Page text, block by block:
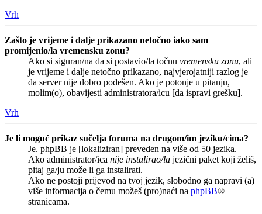
Vrh
Zašto je vrijeme i dalje prikazano netočno iako sam
promijenio/la vremensku zonu?
Ako si siguran/na da si postavio/la točnu vremensku zonu, ali
je vrijeme i dalje netočno prikazano, najvjerojatniji razlog je
da server nije dobro podešen. Ako je potonje u pitanju,
molim(o), obavijesti administratora/icu [da ispravi grešku].
Vrh
Je li moguć prikaz sučelja foruma na drugom/im jeziku/cima?
Je. phpBB je [lokaliziran] preveden na više od 50 jezika.
Ako administrator/ica nije instalirao/la jezični paket koji želiš,
pitaj ga/ju može li ga instalirati.
Ako ne postoji prijevod na tvoj jezik, slobodno ga napravi (a)
više informacija o čemu možeš (pro)naći na phpBB®
stranicama.